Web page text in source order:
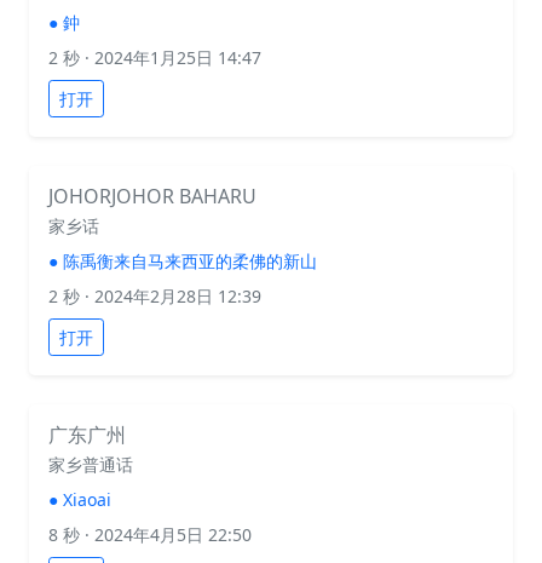
● 鈡
2 秒 · 2024年1月25日 14:47
打开
JOHORJOHOR BAHARU
家乡话
● 陈禹衡来自马来西亚的柔佛的新山
2 秒 · 2024年2月28日 12:39
打开
广东广州
家乡普通话
● Xiaoai
8 秒 · 2024年4月5日 22:50